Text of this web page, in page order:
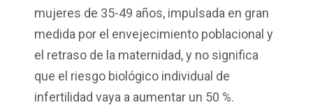
mujeres de 35-49 años, impulsada en gran
medida por el envejecimiento poblacional y
el retraso de la maternidad, y no significa
que el riesgo biológico individual de
infertilidad vaya a aumentar un 50 %.